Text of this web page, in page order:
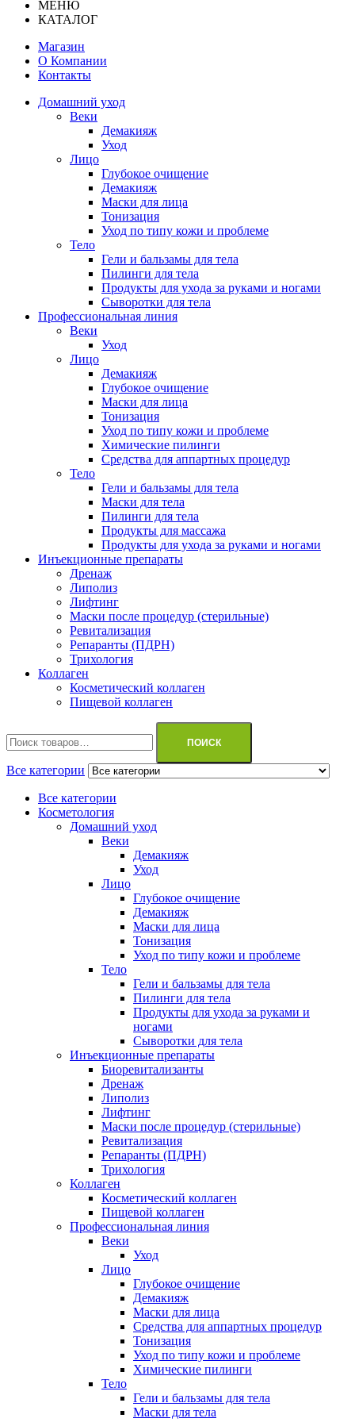
МЕНЮ
КАТАЛОГ
Магазин
О Компании
Контакты
Домашний уход
Веки
Демакияж
Уход
Лицо
Глубокое очищение
Демакияж
Маски для лица
Тонизация
Уход по типу кожи и проблеме
Тело
Гели и бальзамы для тела
Пилинги для тела
Продукты для ухода за руками и ногами
Сыворотки для тела
Профессиональная линия
Веки
Уход
Лицо
Демакияж
Глубокое очищение
Маски для лица
Тонизация
Уход по типу кожи и проблеме
Химические пилинги
Средства для аппартных процедур
Тело
Гели и бальзамы для тела
Маски для тела
Пилинги для тела
Продукты для массажа
Продукты для ухода за руками и ногами
Инъекционные препараты
Дренаж
Липолиз
Лифтинг
Маски после процедур (стерильные)
Ревитализация
Репаранты (ПДРН)
Трихология
Коллаген
Косметический коллаген
Пищевой коллаген
ПОИСК
Все категории
Все категории
Косметология
Домашний уход
Веки
Демакияж
Уход
Лицо
Глубокое очищение
Демакияж
Маски для лица
Тонизация
Уход по типу кожи и проблеме
Тело
Гели и бальзамы для тела
Пилинги для тела
Продукты для ухода за руками и
ногами
Сыворотки для тела
Инъекционные препараты
Биоревитализанты
Дренаж
Липолиз
Лифтинг
Маски после процедур (стерильные)
Ревитализация
Репаранты (ПДРН)
Трихология
Коллаген
Косметический коллаген
Пищевой коллаген
Профессиональная линия
Веки
Уход
Лицо
Глубокое очищение
Демакияж
Маски для лица
Средства для аппартных процедур
Тонизация
Уход по типу кожи и проблеме
Химические пилинги
Тело
Гели и бальзамы для тела
Маски для тела